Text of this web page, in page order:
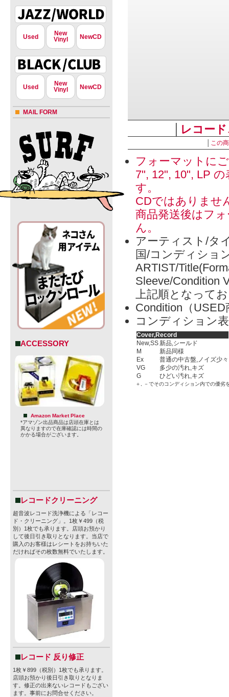
Used
New
Vinyl
NewCD
Used
New
Vinyl
NewCD
MAIL FORM
ACCESSORY
Amazon Market Place
*アマゾン出品商品は店頭在庫とは
異なりますので在庫確認には時間の
かかる場合がございます。
レコードクリーニング
超音波レコード洗浄機による「レコー
ド・クリーニング」。1枚￥499（税
別）1枚でも承ります。店頭お預かり
して後日引き取りとなります。当店で
購入のお客様はレシートをお持ちいた
だければその枚数無料でいたします。
レコード 反り修正
1枚￥899（税別）1枚でも承ります。
店頭お預かり後日引き取りとなりま
す。修正の出来ないレコードもござい
ます。事前にお問合せください。
レコー
この
フォーマットに
7", 12", 10", LP
す。
CDではありませ
商品発送後はフ
ん。
アーティスト/タ
国/コンディショ
ARTIST/
Sleeve/Condition
上記順となって
Condition（
コンディション
Cover,Record
New,SS新品,シールド
M
新品同様
Ex
普通の中古盤,ノイズ少々
VG
多少の汚れ,キズ
G
ひどい汚れ,キズ
＋, －でそのコンディション内での優劣